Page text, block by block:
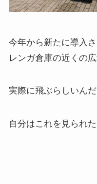
今年から新たに導入
レンガ倉庫の近くの広
実際に飛ぶらしいん
自分はこれを見られ